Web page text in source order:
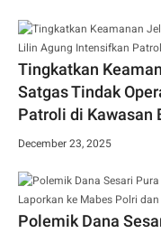
Tingkatkan
Satgas Tindak
Patroli di Kawasan
December 23, 2025
Polemik Dana